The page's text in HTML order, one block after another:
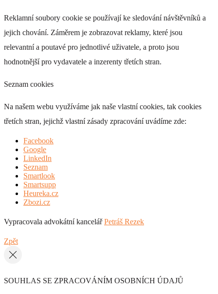
Reklamní soubory cookie se používají ke sledování návštěvníků a
jejich chování. Záměrem je zobrazovat reklamy, které jsou
relevantní a poutavé pro jednotlivé uživatele, a proto jsou
hodnotnější pro vydavatele a inzerenty třetích stran.
Seznam cookies
Na našem webu využíváme jak naše vlastní cookies, tak cookies
třetích stran, jejichž vlastní zásady zpracování uvádíme zde:
Facebook
Google
LinkedIn
Seznam
Smartlook
Smartsupp
Heureka.cz
Zbozi.cz
Vypracovala advokátní kancelářPetráš Rezek
Zpět
SOUHLAS SE ZPRACOVÁNÍM OSOBNÍCH ÚDAJŮ